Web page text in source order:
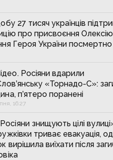
27 тисяч українців
про присвоєння
Героя України посмертно
Росіяни вдарили
«Торнадо-С»:
п’ятеро поранені
16:27
знищують цілі
триває евакуація,
вирішила виїхати після